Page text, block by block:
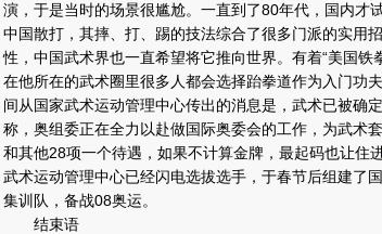
演，于是当时的场景很尴尬。一直到了80年代，国内才
中国散打，其摔、打、踢的技法综合了很多门派的实用
性，中国武术界也一直希望将它推向世界。有着“美国铁
在他所在的武术圈里很多人都会选择跆拳道作为入门功
间从国家武术运动管理中心传出的消息是，武术已被确
称，奥组委正在全力以赴做国际奥委会的工作，为武术
和其他28项一个待遇，如果不计算金牌，最起码也让住
武术运动管理中心已经闪电选拔选手，于春节后组建了
集训队，备战08奥运。
结束语